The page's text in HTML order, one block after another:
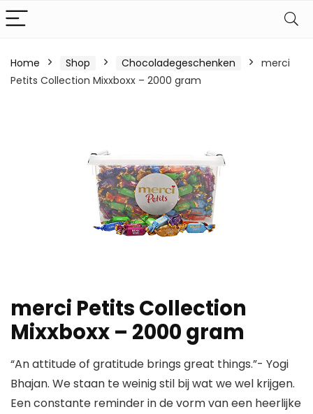
Home Shop Chocoladegeschenken
merci
Petits Collection Mixxboxx – 2000 gram
merci Petits Collection
Mixxboxx – 2000 gram
“An attitude of gratitude brings great things.”- Yogi
Bhajan. We staan te weinig stil bij wat we wel krijgen.
Een constante reminder in de vorm van een heerlijke